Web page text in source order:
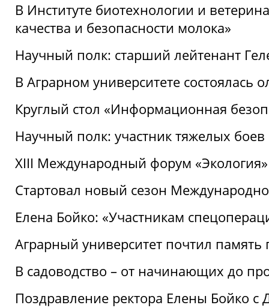
В Институте биотехнологии и
качества и безопасности молока»
Научный полк: старший лейтенант
В Аграрном университете состоялась
Круглый стол «Информационная
Научный полк: участник тяжелых
XIII Международный форум
Стартовал новый сезон
Елена Бойко: «Участникам
Аграрный университет почтил
В садоводство – от начинающих до
Поздравление ректора Елены Бойко